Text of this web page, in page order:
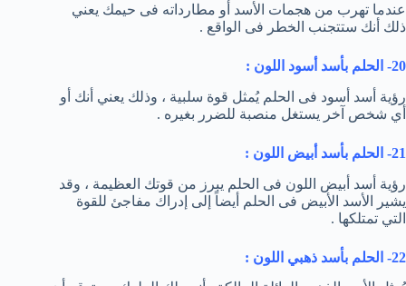
عندما تهرب من هجمات الأسد أو مطارداته فى حيمك يعني
ذلك أنك ستتجنب الخطر فى الواقع .
20- الحلم بأسد أسود اللون :
رؤية أسد أسود فى الحلم يُمثل قوة سلبية ، وذلك يعني أنك أو
أي شخص آخر يستغل منصبة للضرر بغيره .
21- الحلم بأسد أبيض اللون :
رؤية أسد أبيض اللون فى الحلم يبرز من قوتك العظيمة ، وقد
يشير الأسد الأبيض فى الحلم أيضاً إلى إدراك مفاجئ للقوة
التي تمتلكها .
22- الحلم بأسد ذهبي اللون :